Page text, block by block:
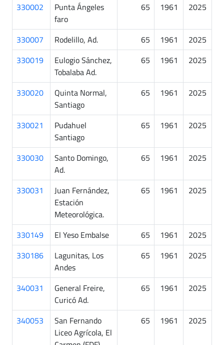
330002
Punta Ángeles
faro
65 1961 2025
330007 Rodelillo, Ad. 65 1961
2025
330019
Eulogio Sánchez,
Tobalaba Ad.
65 1961 2025
330020
Quinta Normal,
Santiago
65 1961 2025
330021
Pudahuel
Santiago
65 1961 2025
330030
Santo Domingo,
Ad.
65 1961 2025
330031
Juan Fernández,
Estación
Meteorológica.
65 1961 2025
330149 El Yeso Embalse 65 1961
2025
330186
Lagunitas, Los
Andes
65 1961 2025
340031
General Freire,
Curicó Ad.
65 1961 2025
340053
San Fernando
Liceo Agrícola, El
65 1961 2025